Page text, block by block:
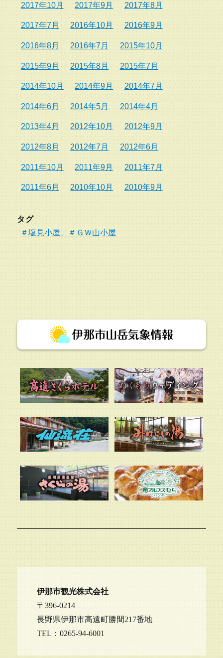
2017年10月 2017年9月 2017年8月
2017年7月 2016年10月 2016年9月
2016年8月 2016年7月 2015年10月
2015年9月 2015年8月 2015年7月
2014年10月 2014年9月 2014年7月
2014年6月 2014年5月 2014年4月
2013年4月 2012年10月 2012年9月
2012年8月 2012年7月 2012年6月
2011年10月 2011年9月 2011年7月
2011年6月 2010年10月 2010年9月
タグ
＃塩見小屋、＃ＧＷ山小屋
伊那市観光株式会社
〒396-0214
長野県伊那市高遠町勝間217番地
TEL：0265-94-6001